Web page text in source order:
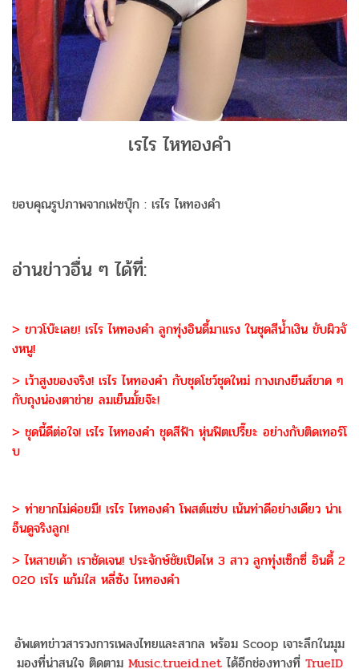
เรไร ไหทองคำ
ขอบคุณรูปภาพจากเฟซบุ๊ก : เรไร ไหทองคำ
อ่านข่าวอื่น ๆ ได้ที่:
> ขาวโบ๊ะเลย! เรไร ไหทองคำ ลูกทุ่งอินดี้มาแรง ในชุดสีน้ำเงิน ขับผิวจั
งหนู!
> เว้าสูงของจริง! เรไร ไหทองคำ กับชุดโชว์ชุดใหม่ กางเกงยีนส์ขาด ๆ
กับถุงน่องตาข่าย ลมเย็นมั้ยจ๊ะ!
> ชุดนี้ดีต่อใจ! เรไร ไหทองคำ ชุดสีฟ้า หุ่นฟิตเปรี๊ยะ อย่างกับติดเทอร์โ
บ
> ท่ายากไม่ค่อยมี! เรไร ไหทองคำ โพสต์แซ่บ เน้นท่าดีอย่างเดียว น่าเ
อ็นดูจริงลูก!
> ไหสายเด้า เราชัดเจน! ประจักษ์ชัยเปิดไห 3 สาว ลูกทุ่งเซ็กซี่ อินดี้ 2
020 เรไร แก้มใส หลี่ซัง ไหทองคำ
อัพเดทข่าวสารวงการเพลงไทยและสากล พร้อม Scoop เจาะลึกในมุม
มองที่น่าสนใจ ติดตาม Music.trueid.netได้อีกช่องทางที่ TrueID